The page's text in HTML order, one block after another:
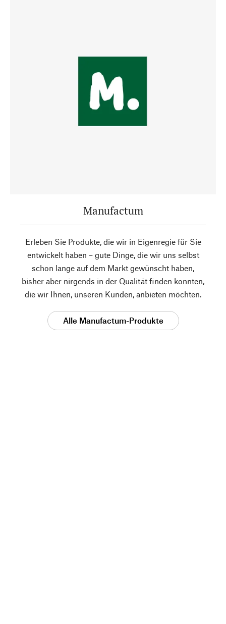
Manufactum
Erleben Sie Produkte, die wir in Eigenregie für Sie
entwickelt haben – gute Dinge, die wir uns selbst
schon lange auf dem Markt gewünscht haben,
bisher aber nirgends in der Qualität finden konnten,
die wir Ihnen, unseren Kunden, anbieten möchten.
Alle Manufactum-Produkte